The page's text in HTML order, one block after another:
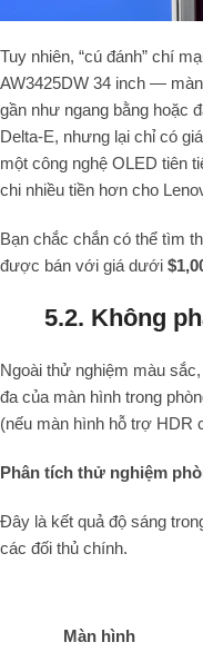
Tuy nhiên, “cú đánh” chí
AW3425DW 34 inch —
gần như ngang bằng hoặc
Delta-E, nhưng lại chỉ có
một công nghệ OLED tiên
chi nhiều tiền hơn cho
Bạn chắc chắn có thể tìm
được bán với giá dưới
5.2. Không
Ngoài thử nghiệm màu
đa của màn hình trong
(nếu màn hình hỗ trợ HDR
Phân tích thử nghiệm
Đây là kết quả độ sáng
các đối thủ chính.
Màn hình